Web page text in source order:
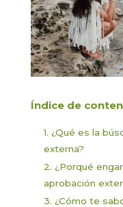
Índice de
1. ¿Qué es la
externa?
2. ¿Porqué
aprobación
3. ¿Cómo te